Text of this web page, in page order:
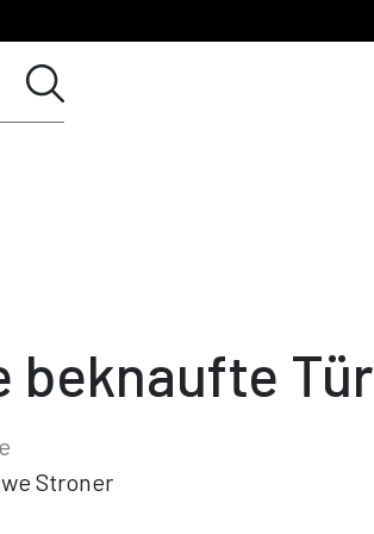
beknaufte Tür
Stroner